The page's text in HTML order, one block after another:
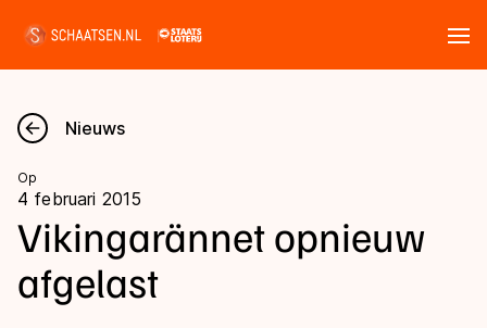
Nieuws
Kalender
Disciplines
Nieuws
Op
4 februari 2015
Vikingarännet opnieuw
afgelast